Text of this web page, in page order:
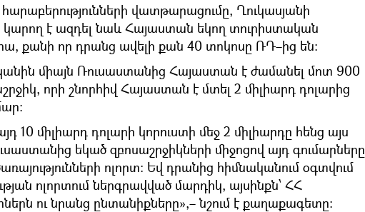
վատթարացումը, Ղուկասյանի
կարող է ազդել նաև Հայաստան եկող տուրիստական
քանի որ դրանց ավելի քան 40 տոկոսը ՌԴ–ից են։
միայն Ռուսաստանից Հայաստան է ժամանել մոտ 900
որի շնորհիվ Հայաստան է մտել 2 միլիարդ դոլարից
10 միլիարդ դոլարի կորուստի մեջ 2 միլիարդը հենց այս
եկած զբոսաշրջիկների միջոցով այդ գումարները
ոլորտ։ Եվ դրանից հիմնականում օգտվում
ոլորտում ներգրավված մարդիկ, այսինքն՝ ՀՀ
ու նրանց ընտանիքները»,– նշում է քաղաքագետը։